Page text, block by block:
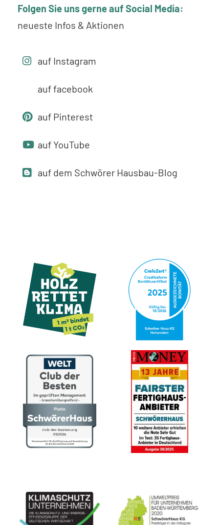
Folgen Sie uns gerne auf Social Media:
neueste Infos & Aktionen
auf Instagram
auf facebook
auf Pinterest
auf YouTube
auf dem Schwörer Hausbau-Blog